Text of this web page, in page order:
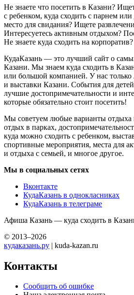
Не знаете что посетить в Казани?
с ребенком, куда сходить с парнем
место для свидания? Ищете
Интересуетесь активным отдыхом?
Не знаете куда сходить на
КудаКазань — это лучший сайт о
Казани. Мы знаем куда сходить в
или большой компанией. У нас
и выставки Казани. События для
лучшие достопримечательности и
которые обязательно стоит посетить!
Мы советуем любые варианты
отдых в парках,
куда можно сходить с ребенком,
спортивные мероприятия, места для
и отдыха с семьей, и многое другое.
Мы в социальных сетях
Вконтакте
КудаКазань в однокласниках
КудаКазань в телеграме
Афиша Казань — куда сходить в
© 2013–2026
кудаказань.ру | kuda-kazan.ru
Контакты
Сообщить об ошибке